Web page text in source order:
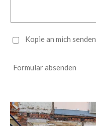
Kopie an mich senden
Formular absenden